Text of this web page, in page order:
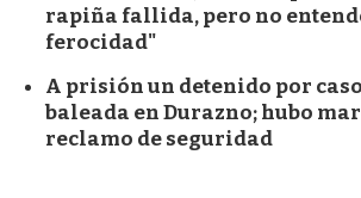
rapiña fallida, pero no
ferocidad"
A prisión un detenido por
baleada en Durazno; hubo
reclamo de seguridad